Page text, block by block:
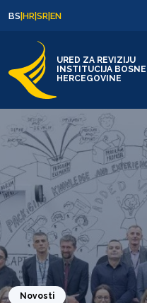
BS|HR|SR|EN
URED ZA REVIZIJU
INSTITUCIJA BOSNE I
HERCEGOVINE
Novosti